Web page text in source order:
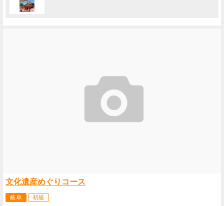
文化遺産めぐりコース
岐阜 初級